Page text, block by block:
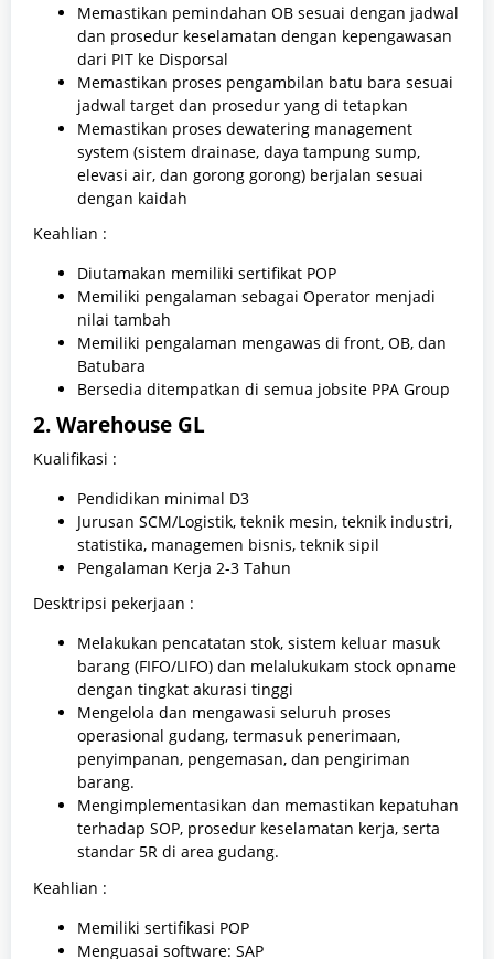
Memastikan pemindahan OB sesuai dengan jadwal
dan prosedur keselamatan dengan kepengawasan
dari PIT ke Disporsal
Memastikan proses pengambilan batu bara sesuai
jadwal target dan prosedur yang di tetapkan
Memastikan proses dewatering management
system (sistem drainase, daya tampung sump,
elevasi air, dan gorong gorong) berjalan sesuai
dengan kaidah
Keahlian :
Diutamakan memiliki sertifikat POP
Memiliki pengalaman sebagai Operator menjadi
nilai tambah
Memiliki pengalaman mengawas di front, OB, dan
Batubara
Bersedia ditempatkan di semua jobsite PPA Group
2. Warehouse GL
Kualifikasi :
Pendidikan minimal D3
Jurusan SCM/Logistik, teknik mesin, teknik industri,
statistika, managemen bisnis, teknik sipil
Pengalaman Kerja 2-3 Tahun
Desktripsi pekerjaan :
Melakukan pencatatan stok, sistem keluar masuk
barang (FIFO/LIFO) dan melalukukam stock opname
dengan tingkat akurasi tinggi
Mengelola dan mengawasi seluruh proses
operasional gudang, termasuk penerimaan,
penyimpanan, pengemasan, dan pengiriman
barang.
Mengimplementasikan dan memastikan kepatuhan
terhadap SOP, prosedur keselamatan kerja, serta
standar 5R di area gudang.
Keahlian :
Memiliki sertifikasi POP
Menguasai software: SAP